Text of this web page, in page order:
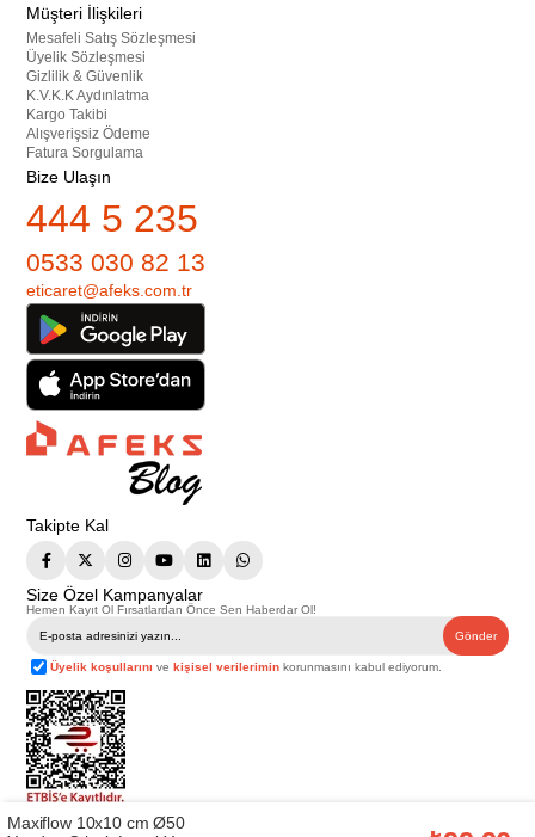
Müşteri İlişkileri
Mesafeli Satış Sözleşmesi
Üyelik Sözleşmesi
Gizlilik & Güvenlik
K.V.K.K Aydınlatma
Kargo Takibi
Alışverişsiz Ödeme
Fatura Sorgulama
Bize Ulaşın
444 5 235
0533 030 82 13
eticaret@afeks.com.tr
Takipte Kal
Size Özel Kampanyalar
Hemen Kayıt Ol Fırsatlardan Önce Sen Haberdar Ol!
Gönder
Üyelik koşullarını vekişisel verilerimin korunmasını kabul ediyorum.
Telif Hakkı © 2026 . Tüm hakları saklıdır.
Maxiflow 10x10 cm Ø50